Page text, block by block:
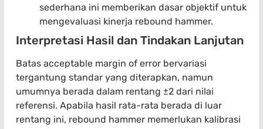
sederhana ini memberikan dasar objektif untuk
mengevaluasi kinerja rebound hammer.
Interpretasi Hasil dan Tindakan Lanjutan
Batas acceptable margin of error bervariasi
tergantung standar yang diterapkan, namun
umumnya berada dalam rentang ±2 dari nilai
referensi. Apabila hasil rata-rata berada di luar
rentang ini, rebound hammer memerlukan kalibrasi